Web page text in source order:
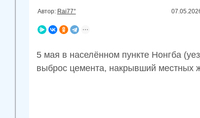
Автор: Rai77°
5 мая в населённом пункте Нонгба
выброс цемента, накрывший местных